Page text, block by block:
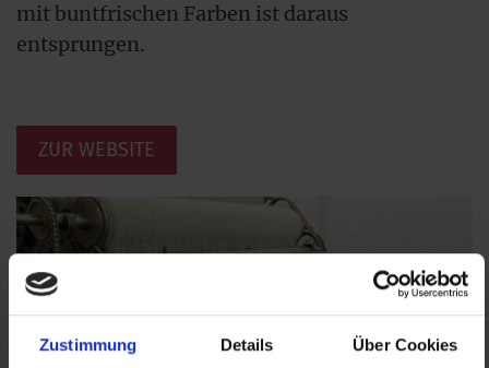
Zustimmung Details Über Cookies
mit buntfrischen Farben ist daraus
entsprungen.
ZUR WEBSITE